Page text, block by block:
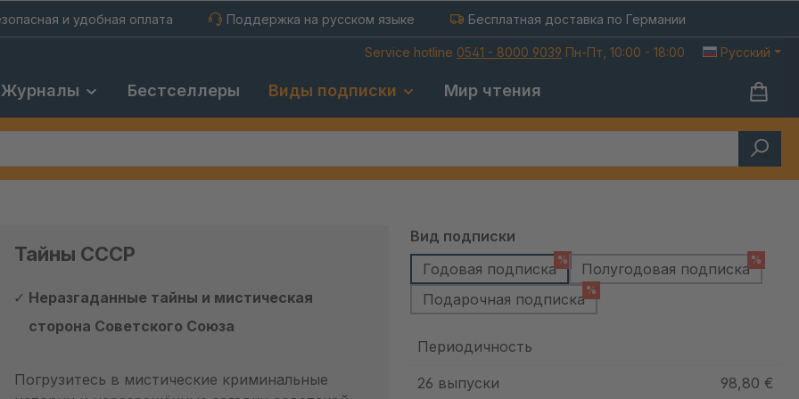
и удобная оплата Поддержка на русском языке Бесплатная доставка по Германии
Service hotline 0541 - 8000 9039 Пн-Пт, 10:00 - 18:00 Русский
Журналы Бестселлеры Виды подписки Мир чтения
Тайны СССР
Неразгаданные тайны и мистическая
сторона Советского Союза
Погрузитесь в мистические криминальные
Выберите
Вид подписки
Годовая подписка
%
Полугодовая подписка
%
Подарочная подписка
%
Периодичность
26 выпуски 98,80 €